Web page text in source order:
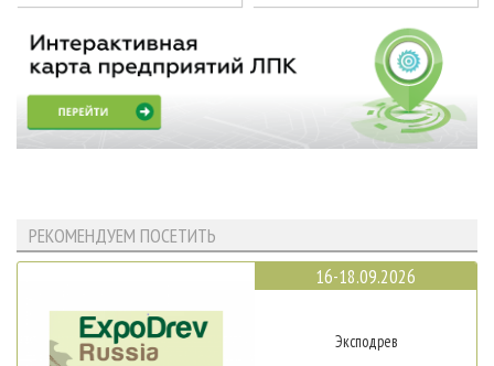
РЕКОМЕНДУЕМ ПОСЕТИТЬ
16-18.09.2026
Эксподрев